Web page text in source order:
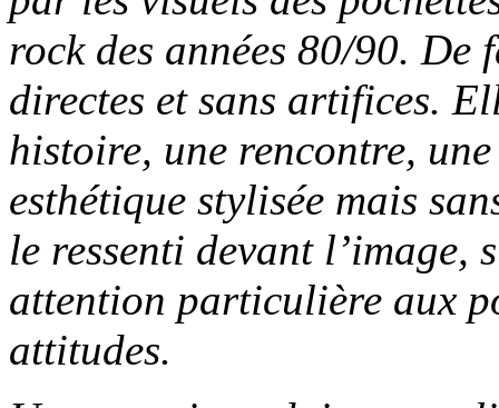
rock des années 80/90. De
directes et sans artifices.
histoire, une rencontre,
esthétique stylisée mais
le ressenti devant
attention particulière aux
attitudes.